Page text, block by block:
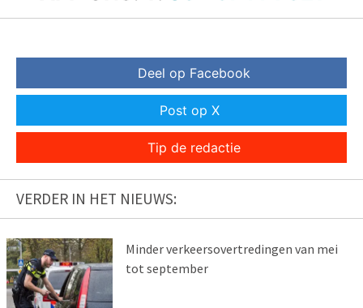
Deel op Facebook
Post op X
Tip de redactie
VERDER IN HET NIEUWS:
Minder verkeersovertredingen van mei
tot september